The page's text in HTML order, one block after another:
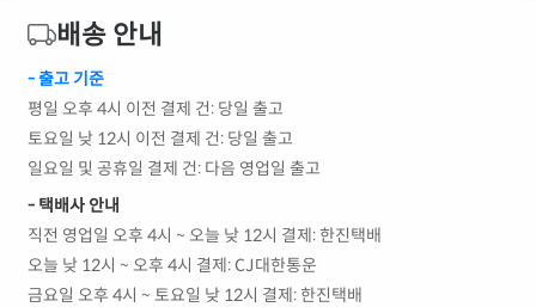
배송 안내
- 출고 기준
평일 오후 4시 이전 결제 건: 당일 출고
토요일 낮 12시 이전 결제 건: 당일 출고
일요일 및 공휴일 결제 건: 다음 영업일 출고
- 택배사 안내
직전 영업일 오후 4시 ~ 오늘 낮 12시 결제: 한진택배
오늘 낮 12시 ~ 오후 4시 결제: CJ대한통운
금요일 오후 4시 ~ 토요일 낮 12시 결제: 한진택배